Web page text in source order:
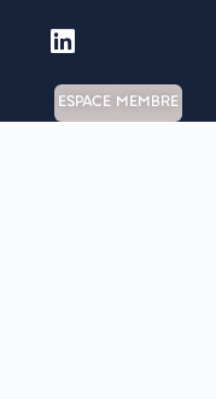
ESPACE MEMBRE